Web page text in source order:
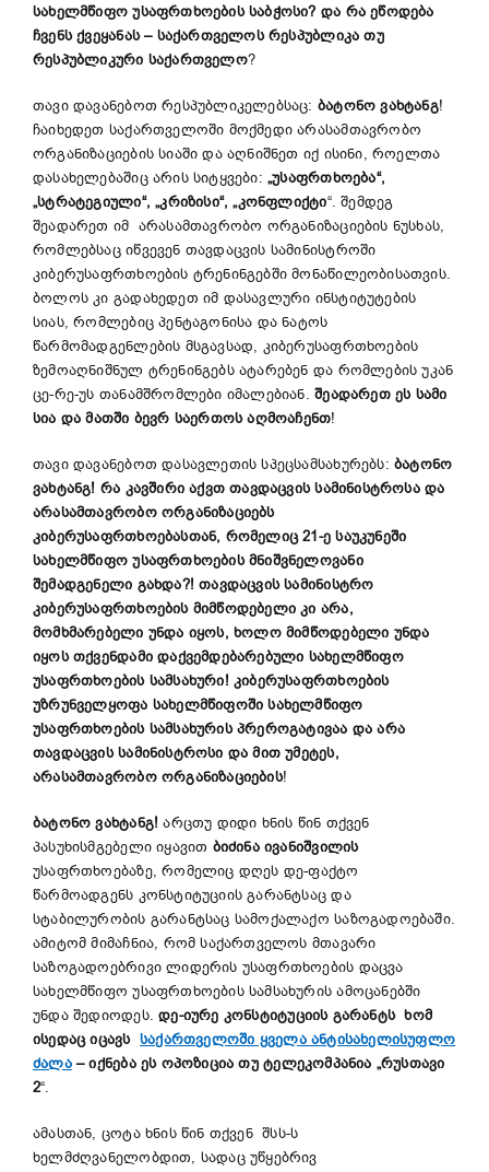
სახელმწიფო უსაფრთხოების საბჭოსი? და რა ეწოდება
ჩვენს ქვეყანას – საქართველოს რესპუბლიკა თუ
რესპუბლიკური საქართველო?
თავი დავანებოთ რესპუბლიკელებსაც: ბატონო ვახტანგ!
ჩაიხედეთ საქართველოში მოქმედი არასამთავრობო
ორგანიზაციების სიაში და აღნიშნეთ იქ ისინი, როელთა
დასახელებაშიც არის სიტყვები:„უსაფრთხოება“,
„სტრატეგიული“, „კრიზისი“, „კონფლიქტი“. შემდეგ
შეადარეთ იმ არასამთავრობო ორგანიზაციების ნუსხას,
რომლებსაც იწვევენ თავდაცვის სამინისტროში
კიბერუსაფრთხოების ტრენინგებში მონაწილეობისათვის.
ბოლოს კი გადახედეთ იმ დასავლური ინსტიტუტების
სიას, რომლებიც პენტაგონისა და ნატოს
წარმომადგენლების მსგავსად, კიბერუსაფრთხოების
ზემოაღნიშნულ ტრენინგებს ატარებენ და რომლების უკან
ცე-რე-უს თანამშრომლები იმალებიან.შეადარეთ ეს სამი
სია და მათში ბევრ საერთოს აღმოაჩენთ!
თავი დავანებოთ დასავლეთის სპეცსამსახურებს:ბატონო
ვახტანგ! რა კავშირი აქვთ თავდაცვის სამინისტროსა და
არასამთავრობო ორგანიზაციებს
კიბერუსაფრთხოებასთან, რომელიც 21-ე საუკუნეში
სახელმწიფო უსაფრთხოების მნიშვნელოვანი
შემადგენელი გახდა?! თავდაცვის სამინისტრო
კიბერუსაფრთხოების მიმწოდებელი კი არა,
მომხმარებელი უნდა იყოს, ხოლო მიმწოდებელი უნდა
იყოს თქვენდამი დაქვემდებარებული სახელმწიფო
უსაფრთხოების სამსახური! კიბერუსაფრთხოების
უზრუნველყოფა სახელმწიფოში სახელმწიფო
უსაფრთხოების სამსახურის პრეროგატივაა და არა
თავდაცვის სამინისტროსი და მით უმეტეს,
არასამთავრობო ორგანიზაციების!
ბატონო ვახტანგ! არცთუ დიდი ხნის წინ თქვენ
პასუხისმგებელი იყავით ბიძინა ივანიშვილის
უსაფრთხოებაზე, რომელიც დღეს დე-ფაქტო
წარმოადგენს კონსტიტუციის გარანტსაც და
სტაბილურობის გარანტსაც სამოქალაქო საზოგადოებაში.
ამიტომ მიმაჩნია, რომ საქართველოს მთავარი
საზოგადოებრივი ლიდერის უსაფრთხოების დაცვა
სახელმწიფო უსაფრთხოების სამსახურის ამოცანებში
უნდა შედიოდეს.დე-იურე კონსტიტუციის გარანტს ხომ
ისედაც იცავს საქართველოში ყველა ანტისახელისუფლო
ძალა– იქნება ეს ოპოზიცია თუ ტელეკომპანია „რუსთავი
2“.
ამასთან, ცოტა ხნის წინ თქვენ შსს-ს
ხელმძღვანელობდით, სადაც უწყებრივ